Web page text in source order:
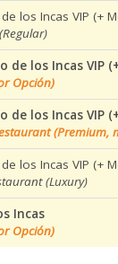
los Incas VIP (+
de los Incas VIP
Opción)
de los Incas VIP
(Premium,
los Incas VIP (+
(Luxury)
Incas
Opción)